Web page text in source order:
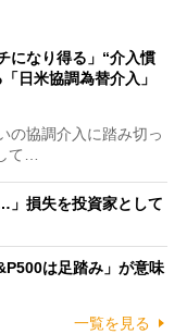
になり得る」“介入慣
日米協調為替介入」
の協調介入に踏み切っ
て…
」損失を投資家として
は足踏み」が意味
一覧を見る